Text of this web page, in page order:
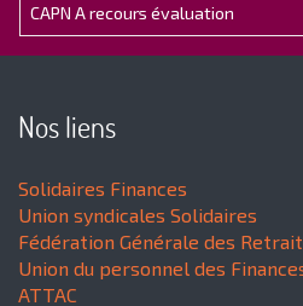
CAPN A recours évaluation
Nos liens
Solidaires Finances
Union syndicales Solidaires
Fédération Générale des
Union du personnel des
ATTAC